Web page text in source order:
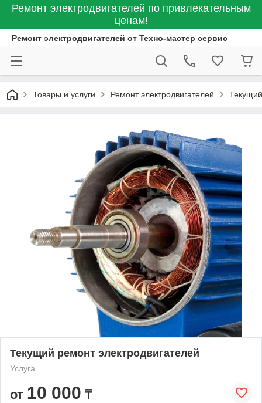
Ремонт электродвигателей по привлекательным
ценам!
Ремонт электродвигателей от Техно-мастер сервис
Товары и услуги Ремонт электродвигателей
Текущий ремонт электродвигателей
Услуга
от 10 000 ₸